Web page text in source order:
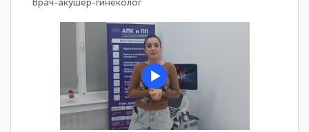
Врач-акушер-гинеколог